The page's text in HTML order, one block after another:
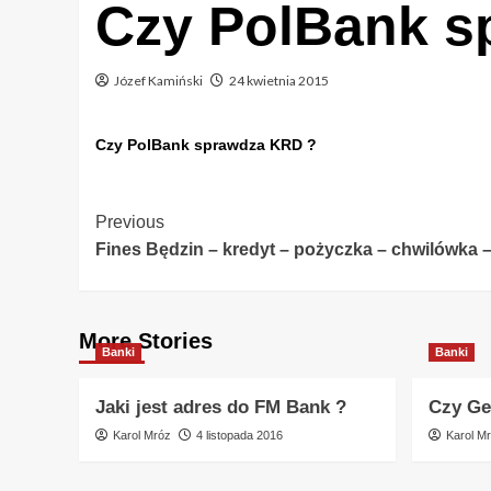
Czy PolBank
Józef Kamiński 24 kwietnia 2015
Czy PolBank sprawdza KRD ?
Post
Navigation
Previous
Fines Będzin – kredyt – pożyczka – chwilówka
More Stories
Banki
Jaki jest adres do FM Bank ?
Karol Mróz 4 listopada 2016
Banki
Czy
Karol